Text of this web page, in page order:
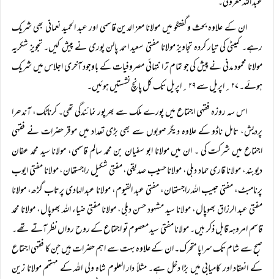
ان کے علاوہ بحث وگفتگو میں مولانا معز الدین قاسمی اور عبد الحمید نعمانی بھی شریک
رہے۔ کمیٹی کی تیار کردہ تجاویز مولانا مفتی سعید احمد پالن پوری نے پیش کیں۔ تجویز شکریہ
مولانا محمود مدنی نے پیش کی جو تمام تر انتہائی مصروفیات کے باوجود آخری اجلاس میں شریک
ہوئے۔ ۲۷؍اپریل سے ۲۹؍اپریل تک کل پانچ نشستیں ہوئیں۔
اس سہ روزہ فقہی اجتماع میں پورے ملک سے بھرپور نمائندگی تھی۔ کرناٹک، آندھرا
پردیش، تامل ناڈو کے علاوہ دیگر صوبوں سے بھی بڑی تعداد میں موقر حضرات نے فقہی
اجتماع میں شرکت کی ۔ ان میں مولانا ابو سفیان بن محمد سالم قاسمی، مولانا سید محمد عفان
دیوبند، مولانا قاری حماد دہلی، مولانا حسیب صدیقی، مفتی شکیل راجستھان، مولانا مفتی ایوب
پرنامبٹ، مفتی حبیب اللہ راجستھان، مفتی عبد القیوم، مولانا عبد الہادی پرتاب گڑھ، مولانا
مفتی عبد الرزاق بھوپال، مولانا سید مشہود حسن دہلی، مولانا مفتی ضیاء اللہ بھوپال، مولانا محمد
قاسم امروہہ قابل ذکر ہیں۔ مولانا مفتی سید معصوم تو اجتماع کے روح رواں نظر آتے تھے۔
صبح سے شام تک سراپا متحرک۔ ان کے علاوہ بہت سے اہم حضرات ہیں جن کا فقہی اجتماع
کے انعقاد اور کامیابی میں بڑا دخل ہے۔ مثلاً دار العلوم شاہ ولی اللہ کے مہتمم مولانا زین